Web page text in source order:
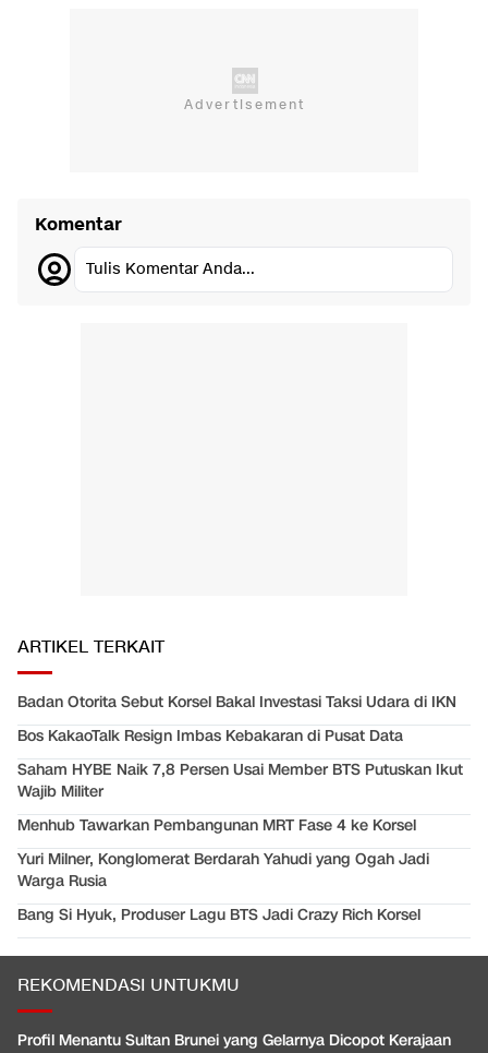
Komentar
Tulis Komentar Anda...
ARTIKEL TERKAIT
Badan Otorita Sebut Korsel Bakal Investasi Taksi Udara di IKN
Bos KakaoTalk Resign Imbas Kebakaran di Pusat Data
Saham HYBE Naik 7,8 Persen Usai Member BTS Putuskan Ikut
Wajib Militer
Menhub Tawarkan Pembangunan MRT Fase 4 ke Korsel
Yuri Milner, Konglomerat Berdarah Yahudi yang Ogah Jadi
Warga Rusia
Bang Si Hyuk, Produser Lagu BTS Jadi Crazy Rich Korsel
REKOMENDASI UNTUKMU
Profil Menantu Sultan Brunei yang Gelarnya Dicopot Kerajaan